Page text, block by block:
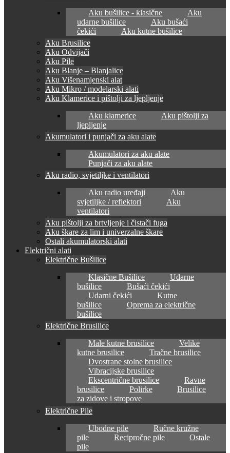
Aku bušilice - klasične
Aku
udarne bušilice
Aku bušaći
čekići
Aku kutne bušilice
Aku Brusilice
Aku Odvijači
Aku Pile
Aku Blanje – Blanjalice
Aku Višenamjenski alat
Aku Mikro / modelarski alati
Aku Klamerice i pištolji za ljepljenje
Aku klamerice
Aku pištolji za
ljepljenje
Akumulatori i punjači za aku alate
Akumulatori za aku alate
Punjači za aku alate
Aku radio, svjetiljke i ventilatori
Aku radio uređaji
Aku
svjetiljke / reflektori
Aku
ventilatori
Aku pištolji za brtvljenje i čistači fuga
Aku škare za lim i univerzalne škare
Ostali akumulatorski alati
Električni alati
Električne Bušilice
Klasične Bušilice
Udarne
bušilice
Bušaći čekići
Udarni čekići
Kutne
bušilice
Oprema za električne
bušilice
Električne Brusilice
Male kutne brusilice
Velike
kutne brusilice
Tračne brusilice
Dvostrane stolne brusilice
Vibracijske brusilice
Ekscentrične brusilice
Ravne
brusilice
Polirke
Brusilice
za zidove i stropove
Električne Pile
Ubodne pile
Ručne kružne
pile
Recipročne pile
Ostale
pile